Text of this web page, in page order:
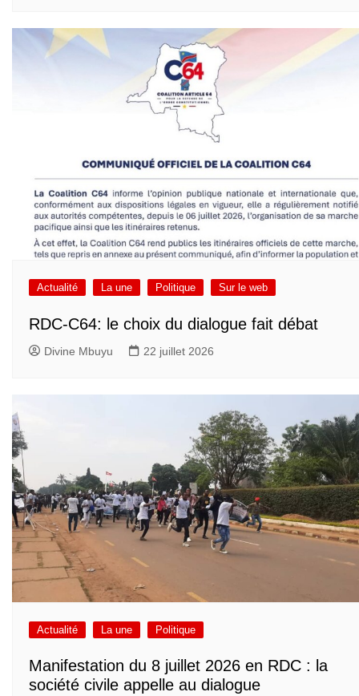
Actualité La une Politique Sur le web
RDC-C64: le choix du dialogue fait débat
Divine Mbuyu 22 juillet 2026
Actualité La une Politique
Manifestation du 8 juillet 2026 en RDC : la
société civile appelle au dialogue